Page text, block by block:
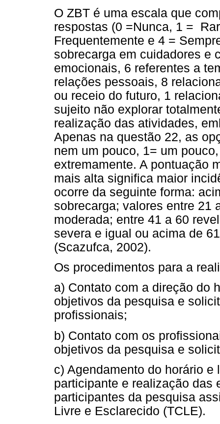
O ZBT é uma escala que
respostas (0 =Nunca, 1 =
Frequentemente e 4 =
sobrecarga em cuidadores e
emocionais, 6 referentes a
relações pessoais, 8
ou receio do futuro, 1
sujeito não explorar
realização das atividades,
Apenas na questão 22, as
nem um pouco, 1= um
extremamente. A pontuação
mais alta significa maior
ocorre da seguinte forma:
sobrecarga; valores entre 21
moderada; entre 41 a 60
severa e igual ou acima de
(Scazufca, 2002).
Os procedimentos para a
a) Contato com a direção do
objetivos da pesquisa e
profissionais;
b) Contato com os
objetivos da pesquisa e
c) Agendamento do horário
participante e realização das
participantes da pesquisa
Livre e Esclarecido (TCLE).